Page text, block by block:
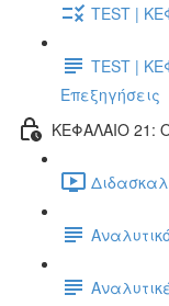
TEST |
TEST |
Επεξηγήσεις
ΚΕΦΑΛΑΙΟ 21: